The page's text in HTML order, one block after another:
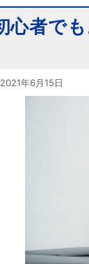
心者で
2021年6月15日